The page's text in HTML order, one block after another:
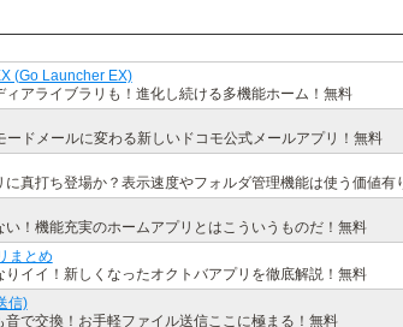
(Go Launcher EX)
ィアライブラリも！進化し続ける多機能ホーム！無料
ードメールに変わる新しいドコモ公式メールアプリ！無料
に真打ち登場か？表示速度やフォルダ管理機能は使う価値有
い！機能充実のホームアプリとはこういうものだ！無料
まとめ
りイイ！新しくなったオクトバアプリを徹底解説！無料
信)
音で交換！お手軽ファイル送信ここに極まる！無料